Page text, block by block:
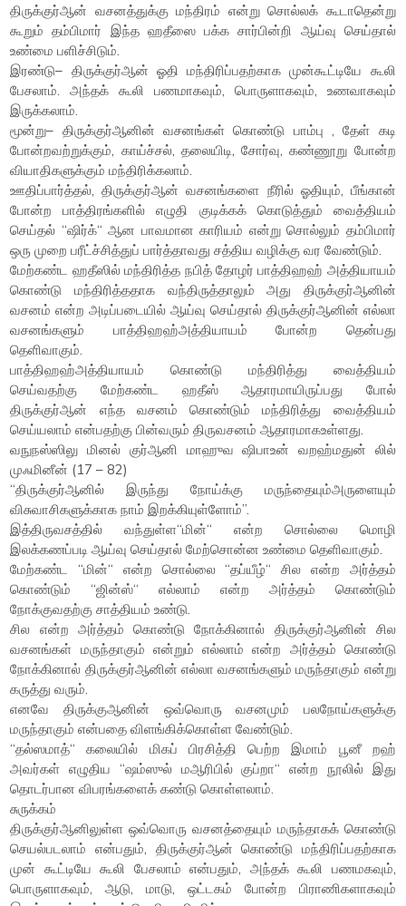
திருக்குர்ஆன் வசனத்துக்கு மந்திரம் என்று சொல்லக் கூடாதென்று
கூறும் தம்பிமார் இந்த ஹதீஸை பக்க சார்பின்றி ஆய்வு செய்தால்
உண்மை பளிச்சிடும்.
இரண்டு– திருக்குர்ஆன் ஓதி மந்திரிப்பதற்காக முன்கூட்டியே கூலி
பேசலாம். அந்தக் கூலி பணமாகவும், பொருளாகவும், உணவாகவும்
இருக்கலாம்.
மூன்று– திருக்குர்ஆனின் வசனங்கள் கொண்டு பாம்பு , தேள் கடி
போன்றவற்றுக்கும், காய்ச்சல், தலையிடி, சோர்வு, கண்ணூறு போன்ற
வியாதிகளுக்கும் மந்திரிக்கலாம்.
ஊதிப்பார்த்தல், திருக்குர்ஆன் வசனங்களை நீரில் ஓதியும், பீங்கான்
போன்ற பாத்திரங்களில் எழுதி குடிக்கக் கொடுத்தும் வைத்தியம்
செய்தல் “ஷிர்க்“ ஆன பாவமான காரியம் என்று சொல்லும் தம்பிமார்
ஒரு முறை பரீட்ச்சித்துப் பார்த்தாவது சத்திய வழிக்கு வர வேண்டும்.
மேற்கண்ட ஹதீஸில் மந்திரித்த நபித் தோழர் பாத்திஹஹ் அத்தியாயம்
கொண்டு மந்திரித்ததாக வந்திருத்தாலும் அது திருக்குர்ஆனின்
வசனம் என்ற அடிப்படையில் ஆய்வு செய்தால் திருக்குர்ஆனின் எல்லா
வசனங்களும் பாத்திஹஹ்அத்தியாயம் போன்ற தென்பது
தெளிவாகும்.
பாத்திஹஹ்அத்தியாயம் கொண்டு மந்திரித்து வைத்தியம்
செய்வதற்கு மேற்கண்ட ஹதீஸ் ஆதாரமாயிருப்பது போல்
திருக்குர்ஆன் எந்த வசனம் கொண்டும் மந்திரித்து வைத்தியம்
செய்யலாம் என்பதற்கு பின்வரும் திருவசனம் ஆதாரமாகஉள்ளது.
வநுநஸ்ஸிலு மினல் குர்ஆனி மாஹுவ ஷிபாஉன் வறஹ்மதுன் லில்
முஃமினீன் (17 – 82)
“திருக்குர்ஆனில் இருந்து நோய்க்கு மருந்தையும்அருளையும்
விசுவாசிகளுக்காக நாம் இறக்கியுள்ளோம்”.
இத்திருவசத்தில் வந்துள்ள“மின்“ என்ற சொல்லை மொழி
இலக்கணப்படி ஆய்வு செய்தால் மேற்சொன்ன உண்மை தெளிவாகும்.
மேற்கண்ட “மின்“ என்ற சொல்லை “தப்யீழ்“ சில என்ற அர்த்தம்
கொண்டும் “ஜின்ஸ்“ எல்லாம் என்ற அர்த்தம் கொண்டும்
நோக்குவதற்கு சாத்தியம் உண்டு.
சில என்ற அர்த்தம் கொண்டு நோக்கினால் திருக்குர்ஆனின் சில
வசனங்கள் மருந்தாகும் என்றும் எல்லாம் என்ற அர்த்தம் கொண்டு
நோக்கினால் திருக்குர்ஆனின் எல்லா வசனங்களும் மருந்தாகும் என்று
கருத்து வரும்.
எனவே திருக்குஆனின் ஒவ்வொரு வசனமும் பலநோய்களுக்கு
மருந்தாகும் என்பதை விளங்கிக்கொள்ள வேண்டும்.
“தல்ஸமாத்“ கலையில் மிகப் பிரசித்தி பெற்ற இமாம் பூனீ றஹ்
அவர்கள் எழுதிய “ஷம்ஸுல் மஆரிபில் குப்றா“ என்ற நூலில் இது
தொடர்பான விபரங்களைக் கண்டு கொள்ளலாம்.
சுருக்கம்
திருக்குர்ஆனிலுள்ள ஒவ்வொரு வசனத்தையும் மருந்தாகக் கொண்டு
செயல்படலாம் என்பதும், திருக்குர்ஆன் கொண்டு மந்திரிப்பதற்காக
முன் கூட்டியே கூலி பேசலாம் என்பதும், அந்தக் கூலி பணமகவும்,
பொருளாகவும், ஆடு, மாடு, ஒட்டகம் போன்ற பிராணிகளாகவும்